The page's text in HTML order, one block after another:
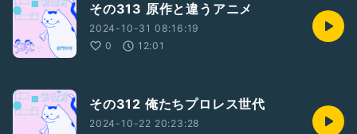
その313 原作と違うアニメ
2024-10-31 08:16:19
0
12:01
その312 俺たちプロレス世代
2024-10-22 20:23:28